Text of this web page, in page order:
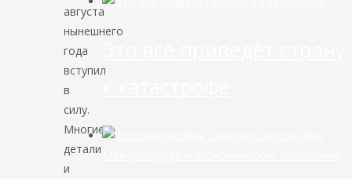
августа
нынешнего
года
вступил
в
силу.
Многие
детали
и